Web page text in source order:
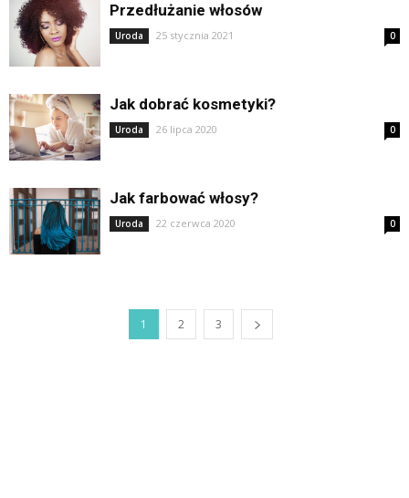
Przedłużanie włosów
Uroda 25 stycznia 2021 0
Jak dobrać kosmetyki?
Uroda 26 lipca 2020 0
Jak farbować włosy?
Uroda 22 czerwca 2020 0
1 2 3